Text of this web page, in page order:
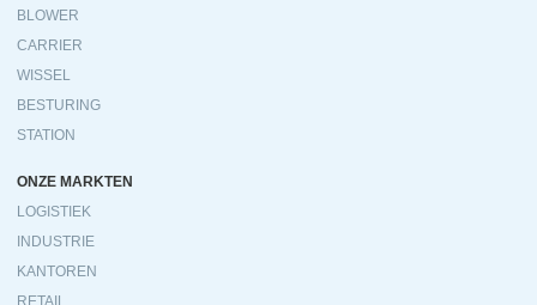
BLOWER
CARRIER
WISSEL
BESTURING
STATION
ONZE MARKTEN
LOGISTIEK
INDUSTRIE
KANTOREN
RETAIL